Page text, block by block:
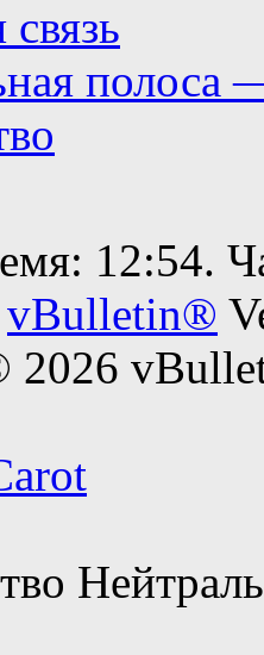
полоса
12:54.
vBulletin®
2026